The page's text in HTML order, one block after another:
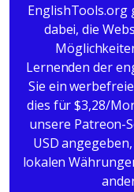
EnglishTools.org
dabei, die
Lernenden der
Sie ein
dies für $3,28/
unsere Patreon-
USD
lokalen